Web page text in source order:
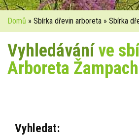
Domů » Sbírka dřevin arboreta » Sbírka
Vyhledáváníve
Arboreta Žampach
Vyhledat: